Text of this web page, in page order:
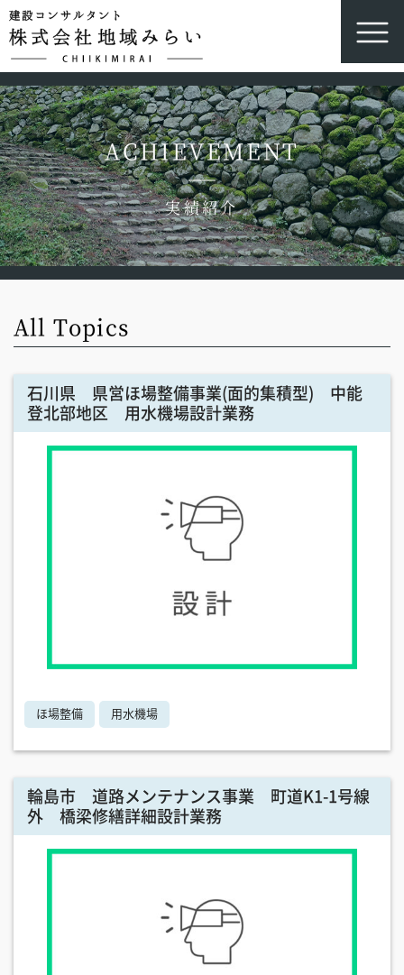
ACHIEVEMENT
実績紹介
All Topics
石川県 県営ほ場整備事業(面的集積型) 中能
登北部地区 用水機場設計業務
ほ場整備 用水機場
輪島市 道路メンテナンス事業 町道K1-1号線
外 橋梁修繕詳細設計業務